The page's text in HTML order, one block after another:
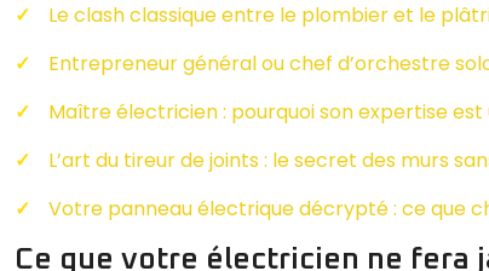
Le clash classique entre le plombier et le
Entrepreneur général ou chef d’orchestre
Maître électricien : pourquoi son expertise
L’art du tireur de joints : le secret des murs
Votre panneau électrique décrypté : ce que
Ce que votre électricien ne fera